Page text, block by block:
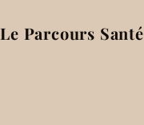
Le Parcours Santé